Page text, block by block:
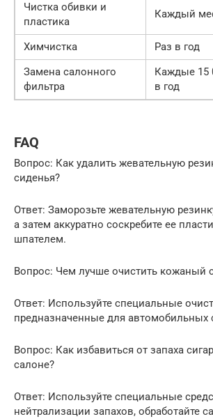
Чистка обивки и
пластика
Каждый
Химчистка
Раз в год
Замена салонного
фильтра
Каждые 15
в год
FAQ
Вопрос: Как удалить жевательную
сиденья?
Ответ: Заморозьте жевательную
а затем аккуратно соскребите ее
шпателем.
Вопрос: Чем лучше очистить кожаный
Ответ: Используйте специальные
предназначенные для автомобильных
Вопрос: Как избавиться от запаха
салоне?
Ответ: Используйте специальные
нейтрализации запахов, обработайте